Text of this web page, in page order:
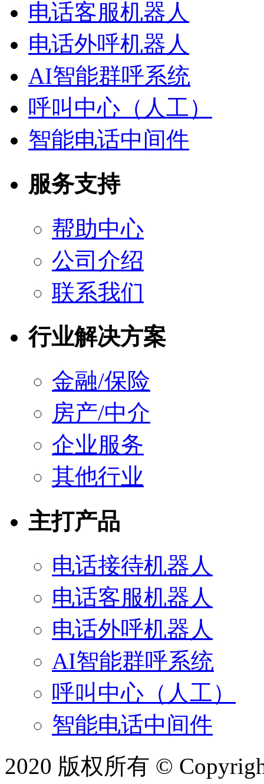
电话客服机器人
电话外呼机器人
AI智能群呼系统
呼叫中心（人工）
智能电话中间件
服务支持
帮助中心
公司介绍
联系我们
行业解决方案
金融/保险
房产/中介
企业服务
其他行业
主打产品
电话接待机器人
电话客服机器人
电话外呼机器人
AI智能群呼系统
呼叫中心（人工）
智能电话中间件
2020 版权所有 ©